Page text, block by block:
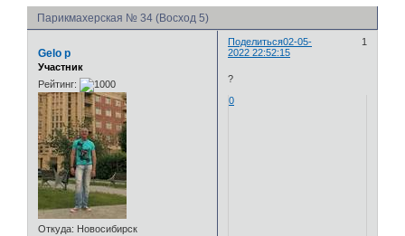
Парикмахерская № 34 (Восход 5)
Поделиться 1
02-05-
2022 22:52:15
Gelo p
Участник
Рейтинг:
Откуда: Новосибирск
?
0